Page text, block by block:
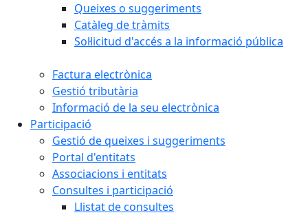
Queixes o suggeriments
Catàleg de tràmits
Sol·licitud d'accés a la informació pública
Factura electrònica
Gestió tributària
Informació de la seu electrònica
Participació
Gestió de queixes i suggeriments
Portal d'entitats
Associacions i entitats
Consultes i participació
Llistat de consultes